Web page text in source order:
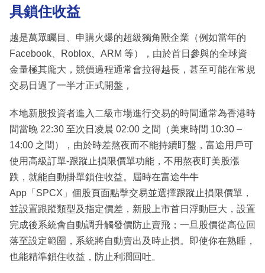
具鎖住收益
越是萬眾矚目、申購火爆的超級獨角獸企業（例如當年的
Facebook、Roblox、ARM 等），由於首日參與的全球資
金量極其龐大，競價過程通常會拉得越長，甚至可能在常規
交易日過了一半才正式開盤，
本地新股投資者進入二級市場進行交易的時間通常為香港時
間當晚 22:30 至次日凌晨 02:00 之間（美東時間 10:30 –
14:00 之間），由於時差熬夜而不能持續盯盤，富途用戶可
使用高級訂單-跟蹤止損限價單功能，不用熬夜盯美股漲
跌，就能自動掛單鎖住收益。屆時在富途牛牛
App「SPCX」個股頁面點擊交易並選擇跟蹤止損限價單，
並設置跟蹤類型及指定價差，新股上市首日浮動巨大，設置
完成後系統會自動調升觸發價防止賣飛；一旦股價從高位回
落至設定範圍，系統將自動賣出及時止損。即使你在熟睡，
也能精準鎖住收益，防止利潤回吐。